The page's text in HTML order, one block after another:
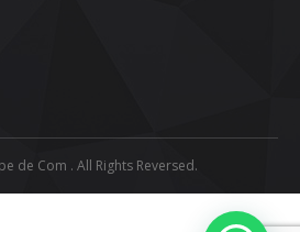
de Com . All Rights Reversed.